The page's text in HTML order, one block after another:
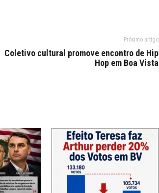
Próximo artigo
Coletivo cultural promove encontro de Hip
Hop em Boa Vista